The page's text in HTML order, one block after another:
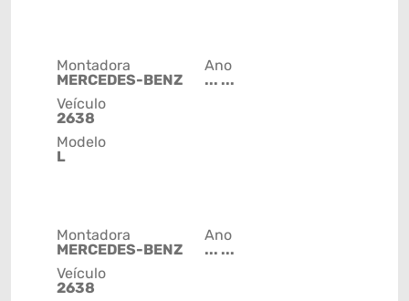
Montadora
MERCEDES-BENZ
Veículo
2638
Modelo
L
Ano
... ...
Montadora
MERCEDES-BENZ
Veículo
2638
Ano
... ...